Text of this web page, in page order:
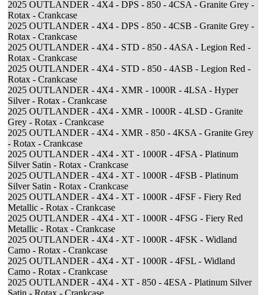
2025 OUTLANDER - 4X4 - DPS - 850 - 4CSA - Granite Grey -
Rotax - Crankcase
2025 OUTLANDER - 4X4 - DPS - 850 - 4CSB - Granite Grey -
Rotax - Crankcase
2025 OUTLANDER - 4X4 - STD - 850 - 4ASA - Legion Red -
Rotax - Crankcase
2025 OUTLANDER - 4X4 - STD - 850 - 4ASB - Legion Red -
Rotax - Crankcase
2025 OUTLANDER - 4X4 - XMR - 1000R - 4LSA - Hyper
Silver - Rotax - Crankcase
2025 OUTLANDER - 4X4 - XMR - 1000R - 4LSD - Granite
Grey - Rotax - Crankcase
2025 OUTLANDER - 4X4 - XMR - 850 - 4KSA - Granite Grey
- Rotax - Crankcase
2025 OUTLANDER - 4X4 - XT - 1000R - 4FSA - Platinum
Silver Satin - Rotax - Crankcase
2025 OUTLANDER - 4X4 - XT - 1000R - 4FSB - Platinum
Silver Satin - Rotax - Crankcase
2025 OUTLANDER - 4X4 - XT - 1000R - 4FSF - Fiery Red
Metallic - Rotax - Crankcase
2025 OUTLANDER - 4X4 - XT - 1000R - 4FSG - Fiery Red
Metallic - Rotax - Crankcase
2025 OUTLANDER - 4X4 - XT - 1000R - 4FSK - Widland
Camo - Rotax - Crankcase
2025 OUTLANDER - 4X4 - XT - 1000R - 4FSL - Widland
Camo - Rotax - Crankcase
2025 OUTLANDER - 4X4 - XT - 850 - 4ESA - Platinum Silver